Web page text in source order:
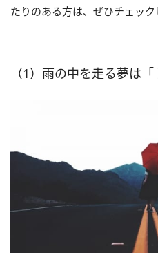
たりのある方は、ぜひチェック
（1）雨の中を走る夢は「